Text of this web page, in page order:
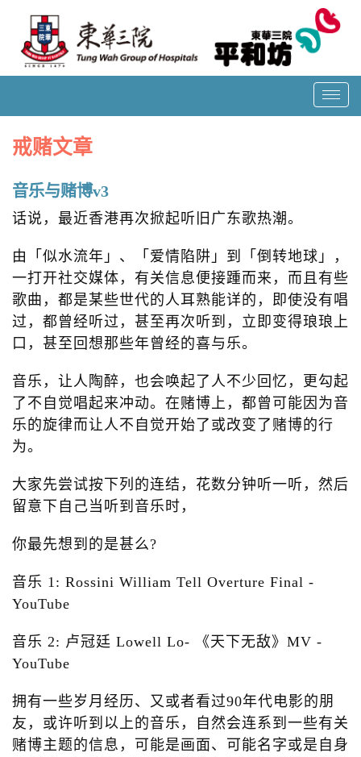
T
o
v
i
g
a
o
n
戒赌文章
音乐与赌博v3
话说，最近香港再次掀起听旧广东歌热潮。
由「似水流年」、「爱情陷阱」到「倒转地球」，
一打开社交媒体，有关信息便接踵而来，而且有些
歌曲，都是某些世代的人耳熟能详的，即使没有唱
过，都曾经听过，甚至再次听到，立即变得琅琅上
口，甚至回想那些年曾经的喜与乐。
音乐，让人陶醉，也会唤起了人不少回忆，更勾起
了不自觉唱起来冲动。在赌博上，都曾可能因为音
乐的旋律而让人不自觉开始了或改变了赌博的行
为。
大家先尝试按下列的连结，花数分钟听一听，然后
留意下自己当听到音乐时，
你最先想到的是甚么?
音乐 1: Rossini William Tell Overture Final -
YouTube
音乐 2: 卢冠廷 Lowell Lo- 《天下无敌》MV -
YouTube
拥有一些岁月经历、又或者看过90年代电影的朋
友，或许听到以上的音乐，自然会连系到一些有关
赌博主题的信息，可能是画面、可能名字或是自身